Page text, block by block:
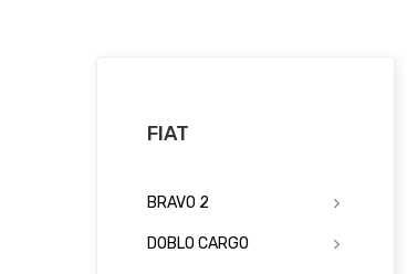
FIAT
BRAVO 2
DOBLO CARGO